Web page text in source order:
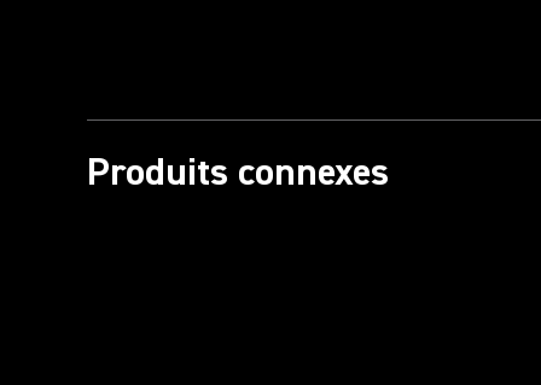
Produits connexes